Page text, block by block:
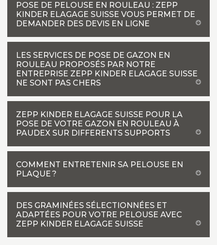
POSE DE PELOUSE EN ROULEAU : ZEPP
KINDER ELAGAGE SUISSE VOUS PERMET DE
DEMANDER DES DEVIS EN LIGNE
LES SERVICES DE POSE DE GAZON EN
ROULEAU PROPOSÉS PAR NOTRE
ENTREPRISE ZEPP KINDER ELAGAGE SUISSE
NE SONT PAS CHERS
ZEPP KINDER ELAGAGE SUISSE POUR LA
POSE DE VOTRE GAZON EN ROULEAU À
PAUDEX SUR DIFFERENTS SUPPORTS
COMMENT ENTRETENIR SA PELOUSE EN
PLAQUE ?
DES GRAMINÉES SÉLECTIONNÉES ET
ADAPTÉES POUR VOTRE PELOUSE AVEC
ZEPP KINDER ELAGAGE SUISSE